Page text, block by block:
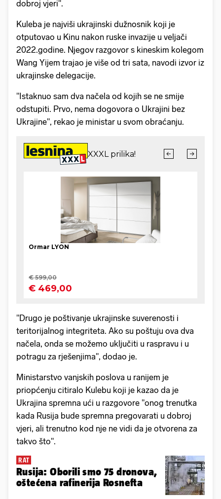
dobroj vjeri".
Kuleba je najviši ukrajinski dužnosnik koji je
otputovao u Kinu nakon ruske invazije u veljači
2022.godine. Njegov razgovor s kineskim kolegom
Wang Yijem trajao je više od tri sata, navodi izvor iz
ukrajinske delegacije.
"Istaknuo sam dva načela od kojih se ne smije
odstupiti. Prvo, nema dogovora o Ukrajini bez
Ukrajine", rekao je ministar u svom obraćanju.
"Drugo je poštivanje ukrajinske suverenosti i
teritorijalnog integriteta. Ako su poštuju ova dva
načela, onda se možemo uključiti u raspravu i u
potragu za rješenjima", dodao je.
Ministarstvo vanjskih poslova u ranijem je
priopćenju citiralo Kulebu koji je kazao da je
Ukrajina spremna ući u razgovore "onog trenutka
kada Rusija bude spremna pregovarati u dobroj
vjeri, ali trenutno kod nje ne vidi da je otvorena za
takvo što".
RAT
Rusija: Oborili smo 75 dronova,
oštećena rafinerija Rosnefta